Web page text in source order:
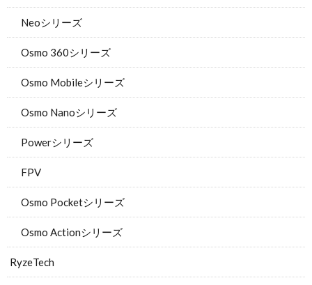
Neoシリーズ
Osmo 360シリーズ
Osmo Mobileシリーズ
Osmo Nanoシリーズ
Powerシリーズ
FPV
Osmo Pocketシリーズ
Osmo Actionシリーズ
RyzeTech